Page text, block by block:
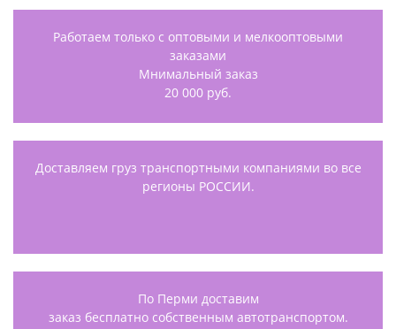
Работаем только с оптовыми и мелкооптовыми
заказами
Мнимальный заказ
20 000 руб.
Доставляем груз транспортными компаниями во все
регионы РОССИИ.
По Перми доставим
заказ бесплатно собственным автотранспортом.